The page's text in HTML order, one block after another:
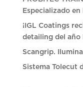
Especializado
¡IGL Coatings
detailing del año
Scangrip.
Sistema Tolecut